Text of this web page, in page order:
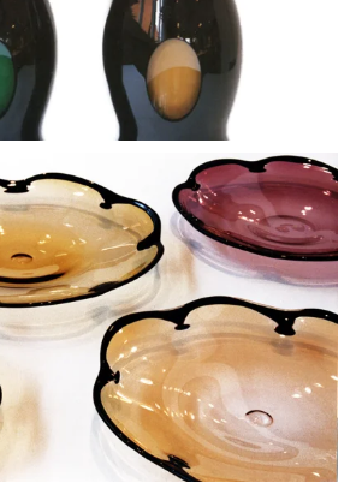
BLÄDDRA I GALLERI